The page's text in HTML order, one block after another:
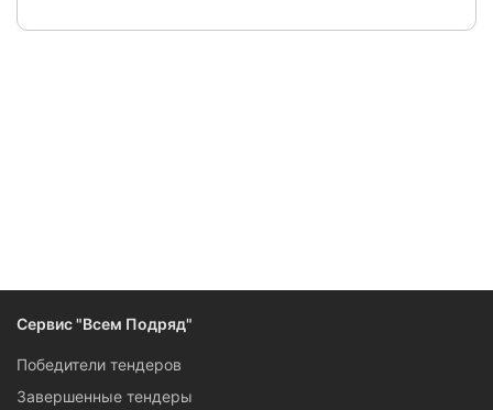
Сервис "Всем Подряд"
Победители тендеров
Завершенные тендеры